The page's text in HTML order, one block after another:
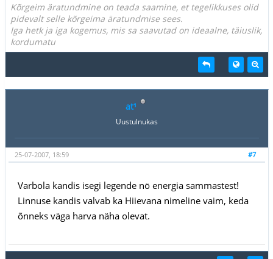
Kõrgeim äratundmine on teada saamine, et tegelikkuses olid
pidevalt selle kõrgeima äratundmise sees.
Iga hetk ja iga kogemus, mis sa saavutad on ideaalne, täiuslik,
kordumatu
at¹
Uustulnukas
#7
25-07-2007, 18:59
Varbola kandis isegi legende nö energia sammastest!
Linnuse kandis valvab ka Hiievana nimeline vaim, keda
õnneks väga harva näha olevat.